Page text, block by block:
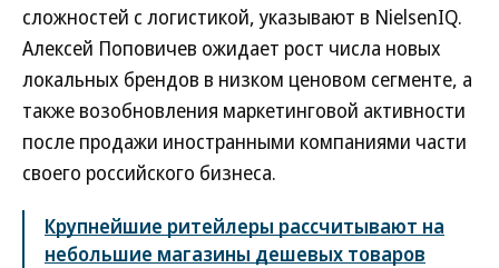
сложностей с логистикой, указывают в NielsenIQ.
Алексей Поповичев ожидает рост числа новых
локальных брендов в низком ценовом сегменте, а
также возобновления маркетинговой активности
после продажи иностранными компаниями части
своего российского бизнеса.
Крупнейшие ритейлеры рассчитывают на
небольшие магазины дешевых товаров